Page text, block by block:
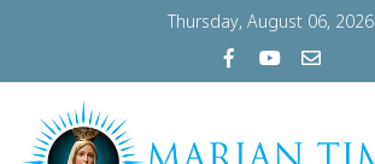
Thursday, August 06, 2026